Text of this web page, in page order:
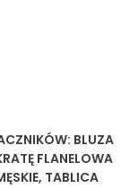
BLUZA
FLANELOWA
, TABLICA